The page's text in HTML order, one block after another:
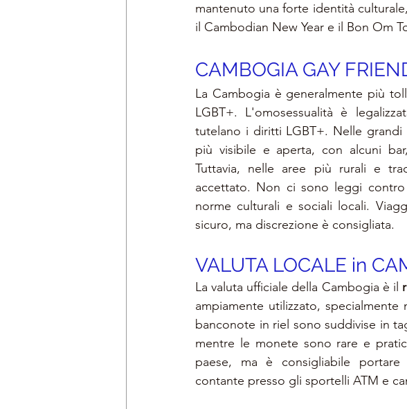
mantenuto una forte identità
il Cambodian New Year e il Bon Om
CAMBOGIA GAY
La Cambogia è generalmente più
LGBT+. L'omosessualità è
tutelano i diritti LGBT+. Nelle grandi
più visibile e aperta, con alcuni
Tuttavia, nelle aree più rurali e
accettato. Non ci sono leggi
norme culturali e sociali locali.
sicuro, ma discrezione è consigliata.
VALUTA LOCALE in
La valuta ufficiale della Cambogia è il
ampiamente utilizzato,
banconote in riel sono suddivise in
mentre le monete sono rare e
paese, ma è consigliabile
contante presso gli sportelli ATM e